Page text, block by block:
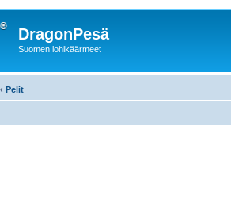
DragonPesä
Suomen lohikäärmeet
‹ Pelit